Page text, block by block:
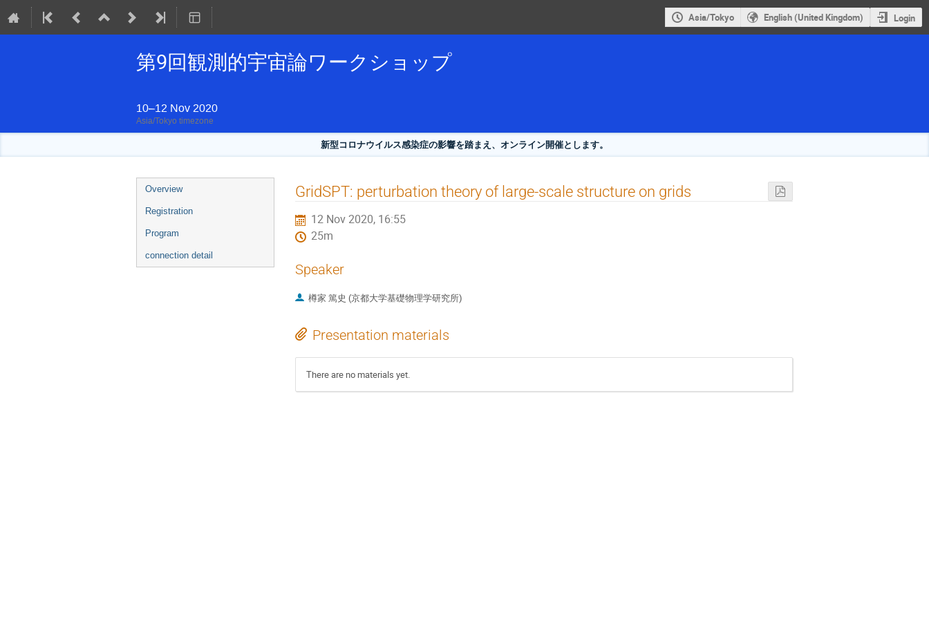
Asia/Tokyo English (United Kingdom) Login
第9回観測的宇宙論ワークショップ
10–12 Nov 2020
Asia/Tokyo timezone
新型コロナウイルス感染症の影響を踏まえ、オンライン開催とします。
Event
menu
Overview
Registration
Program
connection detail
GridSPT: perturbation theory of large-scale structure on grids
12 Nov 2020, 16:55
25m
Speaker
樽家 篤史 (京都大学基礎物理学研究所)
Presentation materials
There are no materials yet.